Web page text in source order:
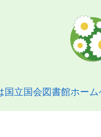
国立国会図書館ホーム